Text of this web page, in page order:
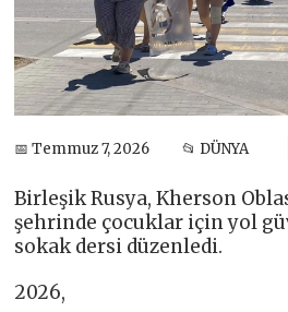
📅 Temmuz 7, 2026 📂 DÜNYA
Birleşik Rusya, Kherson
şehrinde çocuklar için yol
sokak dersi düzenledi.
2026,